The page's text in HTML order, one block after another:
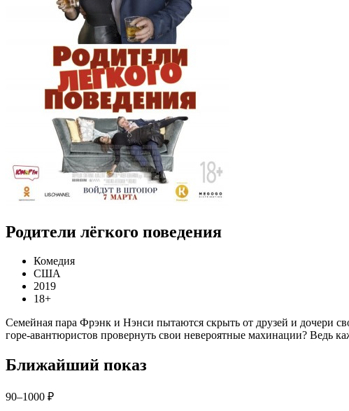
Родители лёгкого поведения
Комедия
США
2019
18+
Семейная пара Фрэнк и Нэнси пытаются скрыть от друзей и дочери
горе-авантюристов провернуть свои невероятные махинации?
Ближайший показ
90–1000 ₽